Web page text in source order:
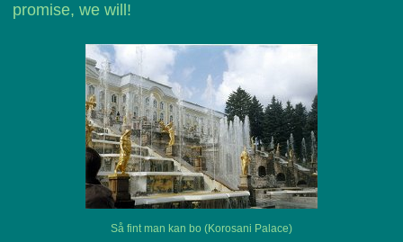
promise, we will!
Så fint man kan bo (Korosani Palace)